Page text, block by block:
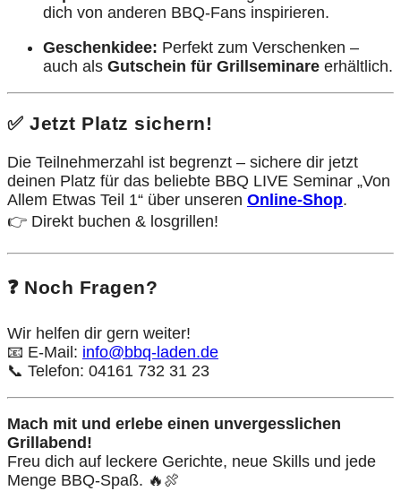
dich von anderen BBQ-Fans inspirieren.
Geschenkidee: Perfekt zum Verschenken –
auch als Gutschein für Grillseminare erhältlich.
✅ Jetzt Platz sichern!
Die Teilnehmerzahl ist begrenzt – sichere dir jetzt
deinen Platz für das beliebte BBQ LIVE Seminar „Von
Allem Etwas Teil 1“ über unseren Online-Shop.
👉 Direkt buchen & losgrillen!
❓ Noch Fragen?
Wir helfen dir gern weiter!
📧 E-Mail: info@bbq-laden.de
📞 Telefon: 04161 732 31 23
Mach mit und erlebe einen unvergesslichen
Grillabend!
Freu dich auf leckere Gerichte, neue Skills und jede
Menge BBQ-Spaß. 🔥🍖